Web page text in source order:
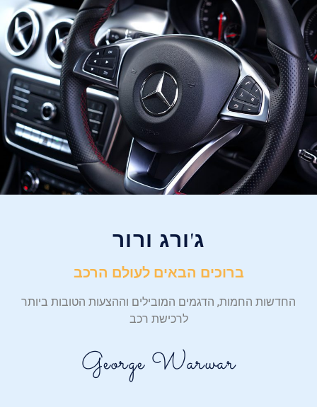
ג'ורג ורור
ברוכים הבאים לעולם הרכב
החדשות החמות, הדגמים המובילים וההצעות הטובות ביותר
לרכישת רכב
George Warwar